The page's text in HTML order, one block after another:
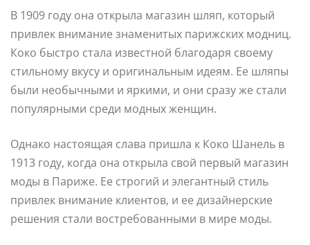
В 1909 году она открыла магазин шляп, который
привлек внимание знаменитых парижских модниц.
Коко быстро стала известной благодаря своему
стильному вкусу и оригинальным идеям. Ее шляпы
были необычными и яркими, и они сразу же стали
популярными среди модных женщин.
Однако настоящая слава пришла к Коко Шанель в
1913 году, когда она открыла свой первый магазин
моды в Париже. Ее строгий и элегантный стиль
привлек внимание клиентов, и ее дизайнерские
решения стали востребованными в мире моды.